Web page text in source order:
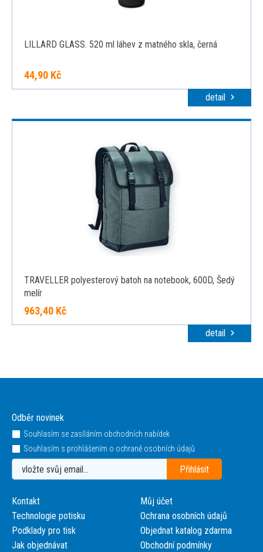
LILLARD GLASS. 520 ml láhev z matného skla, černá
44,90 Kč
detail
TRAVELLER polyesterový batoh na notebook, 600D, Šedý
melír
963,40 Kč
detail
Odběr novinek
Souhlasím se zasíláním obchodních nabídek
Souhlasím s prohlášením o ochraně osobních údajů
Kontakt
Technologie potisku
Podklady pro tisk
Jak objednávat
Můj účet
Ochrana osobních údajů
Objednat katalog zdarma
Obchodní podmínky